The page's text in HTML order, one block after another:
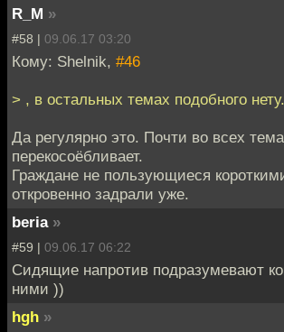
R_M »
#58 | 09.06.17 03:20
Кому: Shelnik, #46
> , в остальных темах подобного нету.
Да регулярно это. Почти во всех
перекосоёбливает.
Граждане не пользующиеся
откровенно задрали уже.
beria »
#59 | 09.06.17 06:22
Сидящие напротив подразумевают
ними ))
hgh »